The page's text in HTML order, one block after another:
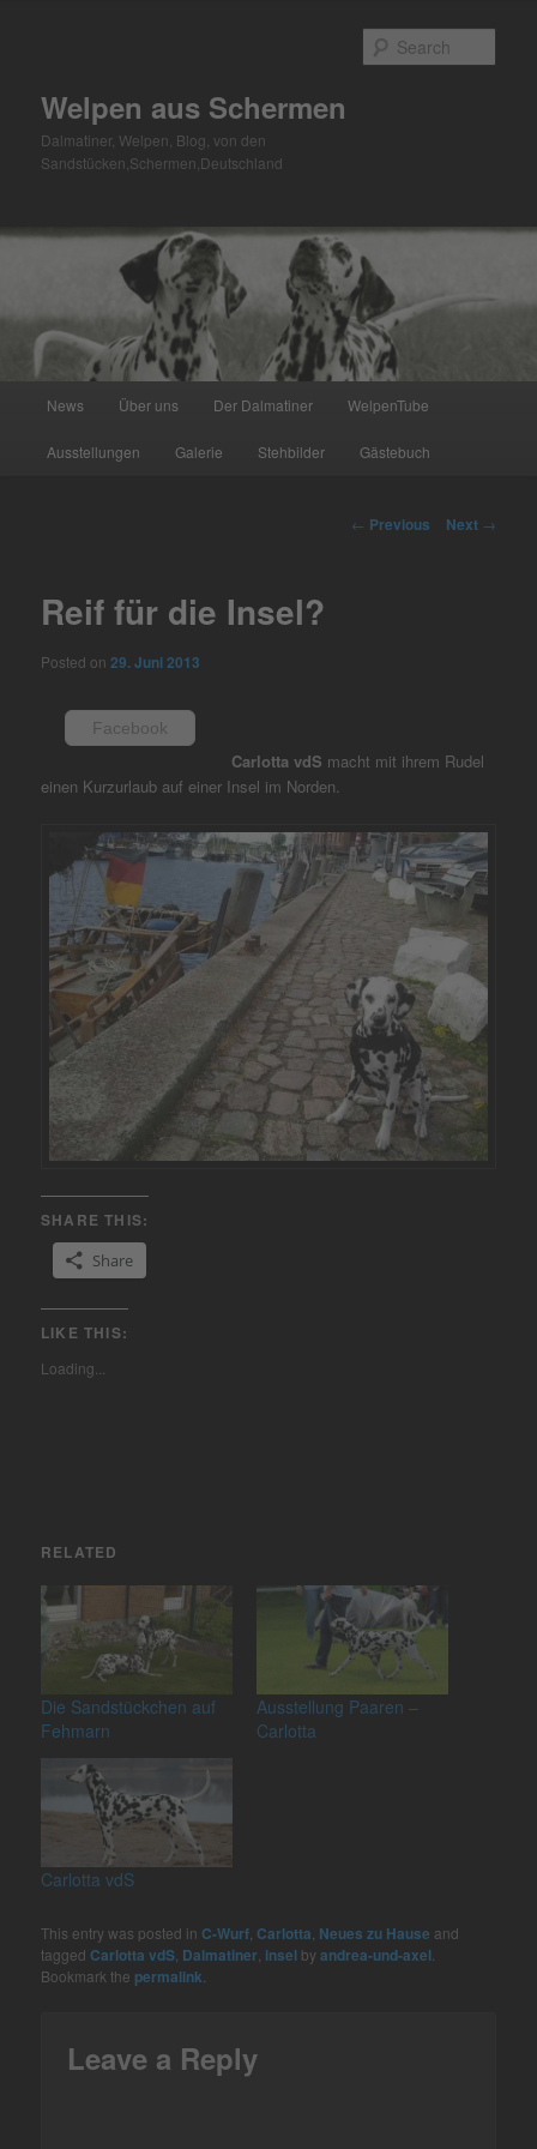
Welpen aus Schermen
Dalmatiner, Welpen, Blog, von den
Sandstücken,Schermen,Deutschland
News Über uns Der Dalmatiner WelpenTube
Ausstellungen Galerie Stehbilder Gästebuch
Post
← Previous Next →
Reif für die Insel?
Posted on29. Juni 2013
Facebook
Carlotta vdS macht mit ihrem Rudel
einen Kurzurlaub auf einer Insel im Norden.
SHARE THIS:
Share
LIKE THIS:
Loading...
RELATED
Die Sandstückchen auf
Fehmarn
Ausstellung Paaren –
Carlotta
Carlotta vdS
This entry was posted inC-Wurf ,Carlotta Neues zu Hause and
taggedCarlotta vdS Dalmatiner insel byandrea-und-axel
Bookmark the permalink
Leave a Reply